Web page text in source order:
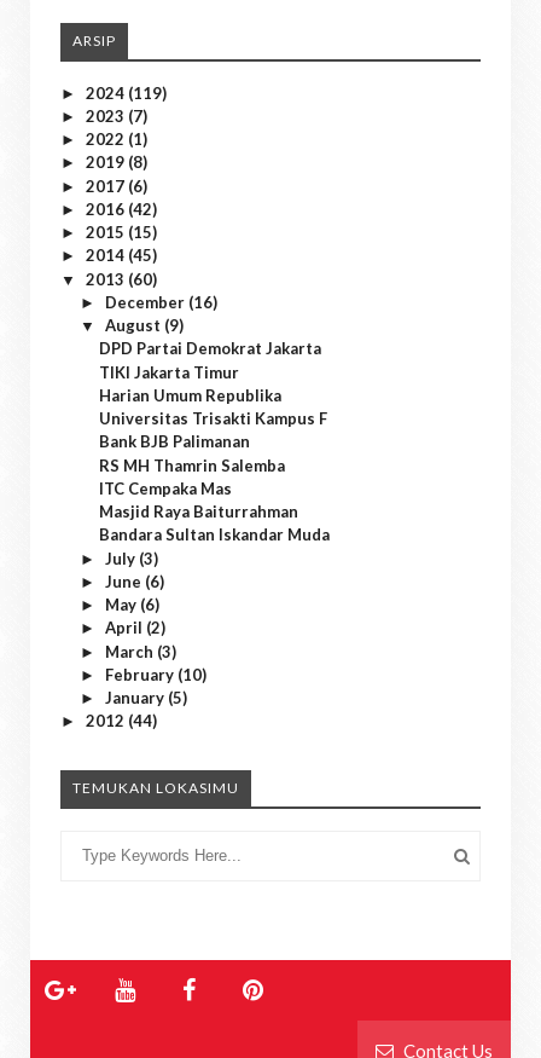
ARSIP
► 2024 (119)
► 2023 (7)
► 2022 (1)
► 2019 (8)
► 2017 (6)
► 2016 (42)
► 2015 (15)
► 2014 (45)
▼ 2013 (60)
► December (16)
▼ August (9)
DPD Partai Demokrat Jakarta
TIKI Jakarta Timur
Harian Umum Republika
Universitas Trisakti Kampus F
Bank BJB Palimanan
RS MH Thamrin Salemba
ITC Cempaka Mas
Masjid Raya Baiturrahman
Bandara Sultan Iskandar Muda
► July (3)
► June (6)
► May (6)
► April (2)
► March (3)
► February (10)
► January (5)
► 2012 (44)
TEMUKAN LOKASIMU
Contact Us